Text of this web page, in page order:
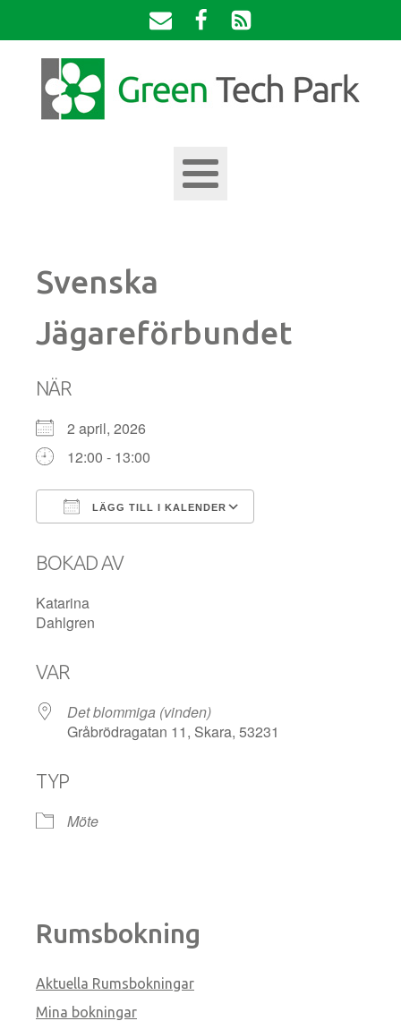
Svenska
Jägareförbundet
NÄR
2 april, 2026
12:00 - 13:00
LÄGG TILL I KALENDER
BOKAD AV
Katarina
Dahlgren
VAR
Det blommiga (vinden)
Gråbrödragatan 11, Skara, 53231
TYP
Möte
Rumsbokning
Aktuella Rumsbokningar
Mina bokningar